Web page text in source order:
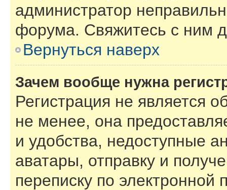
администратор
форума. Свяжитесь с ним
Вернуться наверх
Зачем вообще нужна
Регистрация не является
не менее, она
и удобства, недоступные
аватары, отправку и
переписку по электронной